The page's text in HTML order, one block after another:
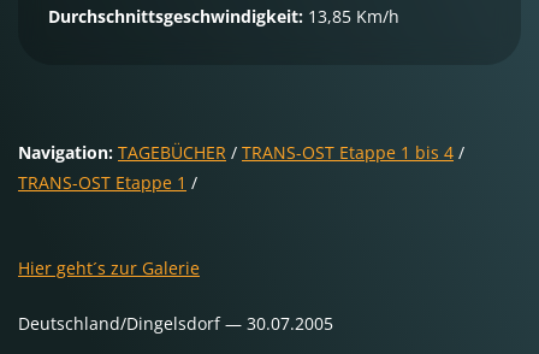
Durchschnittsgeschwindigkeit: 13,85 Km/h
Navigation: TAGEBÜCHER / TRANS-OST Etappe 1 bis 4 /
TRANS-OST Etappe 1 /
Hier geht´s zur Galerie
Deutschland/Dingelsdorf — 30.07.2005